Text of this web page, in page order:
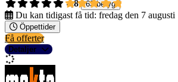
4,8
63 betyg
Du kan tidigast få tid: fredag den 7 augusti
Öppettider
Få offerter
Detaljer